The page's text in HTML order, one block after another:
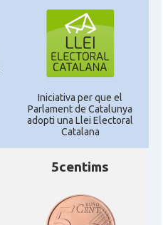
Iniciativa per que el
Parlament de Catalunya
adopti una Llei Electoral
Catalana
5centims